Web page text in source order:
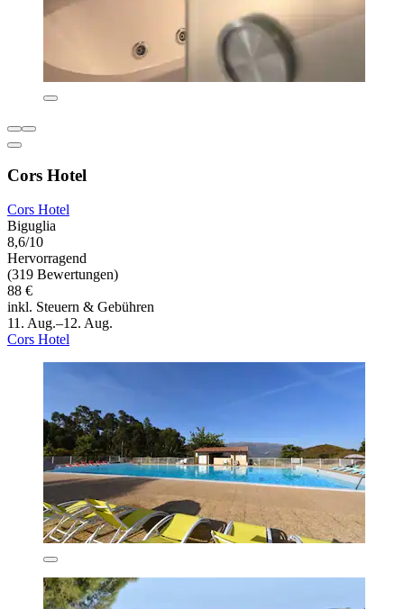
Cors Hotel
Cors Hotel
Biguglia
8,6/10
Hervorragend
(319 Bewertungen)
88 €
inkl. Steuern & Gebühren
11. Aug.–12. Aug.
Cors Hotel